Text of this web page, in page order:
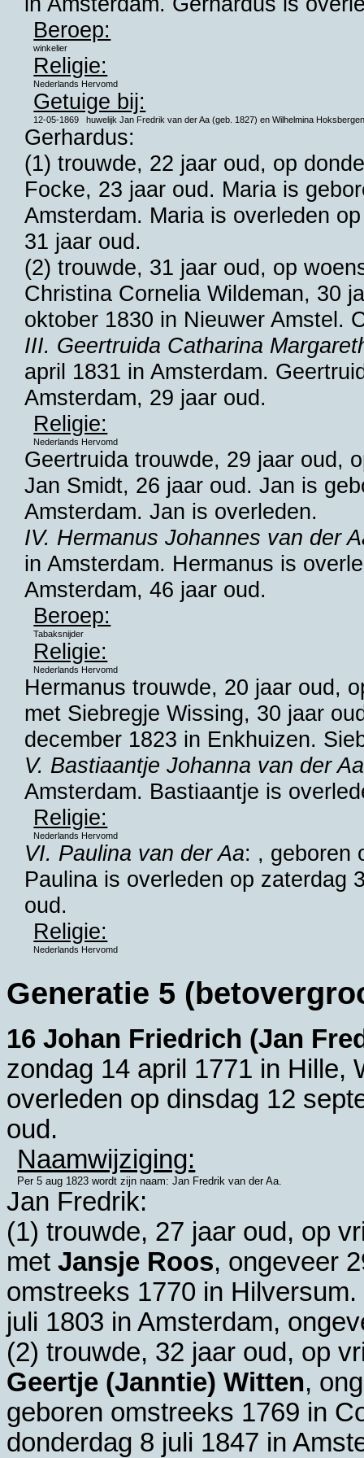
Beroep:
winkelier
Religie:
Nederlands Hervomd
Getuige bij:
12-05-1869 huwelijkJan Fredrik van der Aa (geb. 1827) enWilhelmina
Gerhardus:
(1) trouwde, 22 jaar oud, op
Focke, 23 jaar oud. Maria is
Amsterdam. Maria is overleden
31 jaar oud.
(2) trouwde, 31 jaar oud, op
Christina Cornelia Wildeman, 30
oktober 1830 in Nieuwer Amstel.
III. Geertruida Catharina
april 1831 inAmsterdam.
Amsterdam, 29 jaar oud.
Religie:
Nederlands Hervomd
Geertruida trouwde, 29 jaar oud,
Jan Smidt, 26 jaar oud. Jan is
Amsterdam. Jan is overleden.
IV. Hermanus Johannes van der
inAmsterdam. Hermanus is
Amsterdam, 46 jaar oud.
Beroep:
Tabaksnijder
Religie:
Nederlands Hervomd
Hermanus trouwde, 20 jaar oud,
met Siebregje Wissing, 30 jaar
december 1823 in Enkhuizen.
V. Bastiaantje Johanna van der Aa
Amsterdam. Bastiaantje is
Religie:
Nederlands Hervomd
VI. Paulina van der Aa: , geboren
Paulina is overleden op zaterdag
oud.
Religie:
Nederlands Hervomd
Generatie 5
16 Johan Friedrich (Jan
zondag 14 april 1771 in Hille,
overleden op dinsdag 12
oud.
Naamwijziging:
Per 5 aug 1823 wordt zijn naam: Jan Fredrik van der Aa.
Jan Fredrik:
(1) trouwde, 27 jaar oud, op
met Jansje Roos, ongeveer
omstreeks 1770 in Hilversum
juli 1803 in Amsterdam,
(2) trouwde, 32 jaar oud, op
Geertje (Janntie) Witten,
geboren omstreeks 1769 in
donderdag 8 juli 1847 in